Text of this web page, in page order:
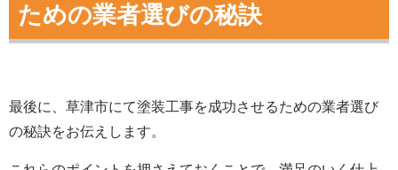
ための業者選びの秘訣
最後に、草津市にて塗装工事を成功させるための業者選び
の秘訣をお伝えします。